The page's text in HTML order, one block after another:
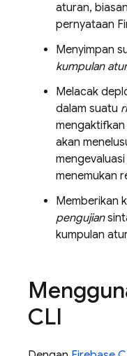
aturan,
pernyataan
Menyimpan
kumpulan
Melacak
dalam suatu
akan
menemukan
Memberikan
pengujian
kumpulan
CLI